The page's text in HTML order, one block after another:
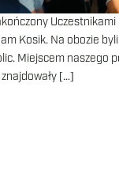
Uczestnikami
Kosik. Na obozie
Miejscem
[…]